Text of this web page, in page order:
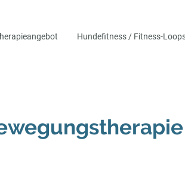
Hundefitness / Fitness-